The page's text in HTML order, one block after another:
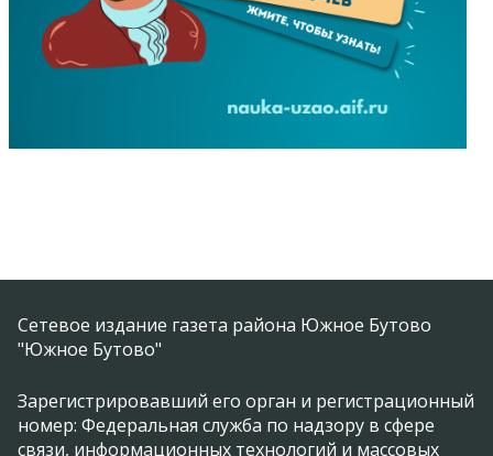
Сетевое издание газета района Южное Бутово
"Южное Бутово"
Зарегистрировавший его орган и регистрационный
номер: Федеральная служба по надзору в сфере
связи, информационных технологий и массовых